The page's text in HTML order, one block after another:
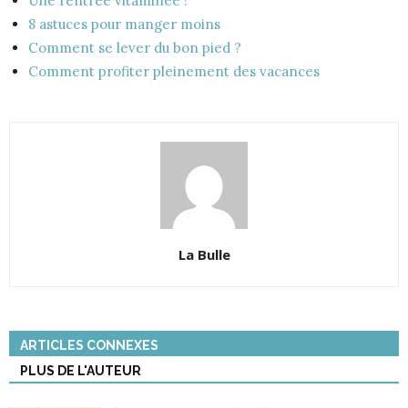
8 astuces pour manger moins
Comment se lever du bon pied ?
Comment profiter pleinement des vacances
La Bulle
ARTICLES CONNEXES
PLUS DE L'AUTEUR